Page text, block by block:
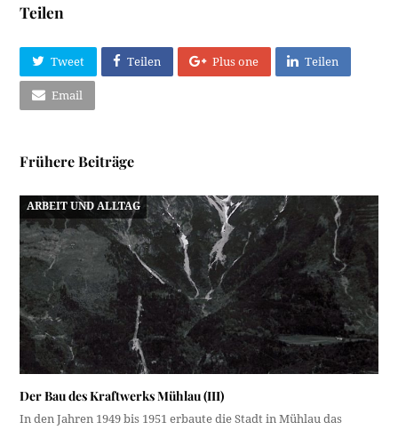
Teilen
Tweet Teilen Plus one Teilen
Email
Frühere Beiträge
ARBEIT UND ALLTAG
Der Bau des Kraftwerks Mühlau (III)
In den Jahren 1949 bis 1951 erbaute die Stadt in Mühlau das